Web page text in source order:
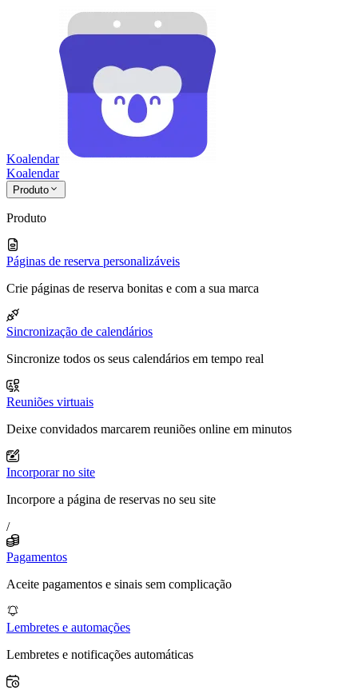
Koalendar
Koalendar
Produto
Produto
Páginas de reserva personalizáveis
Crie páginas de reserva bonitas e com a sua marca
Sincronização de calendários
Sincronize todos os seus calendários em tempo real
Reuniões virtuais
Deixe convidados marcarem reuniões online em minutos
Incorporar no site
Incorpore a página de reservas no seu site
/
Pagamentos
Aceite pagamentos e sinais sem complicação
Lembretes e automações
Lembretes e notificações automáticas